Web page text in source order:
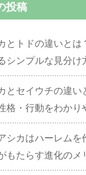
投稿
とトドの違いとは
シンプルな見分け
とセイウチの違い
格・行動をわかり
シカはハーレムを
もたらす進化のメ